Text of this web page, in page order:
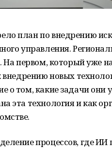
план по внедрению
управления.
первом, который уже
внедрению новых
о том, какие задачи они
эта технология и как
процессов, где ИИ